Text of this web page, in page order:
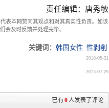
责任编辑：唐秀敏
表本网赞同其观点和对其真实性负责。如该
会及时反馈并处理完毕。
关键词： 韩国女性 性剥削
2018-05-31
2015-07-29
已有0人发表了评论